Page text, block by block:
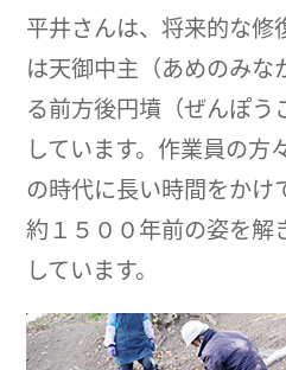
平井さんは、将来的な修
は天御中主（あめのみな
る前方後円墳（ぜんぽう
しています。作業員の方
の時代に長い時間をかけ
約１５００年前の姿を解
しています。